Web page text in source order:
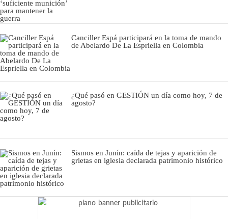
Canciller Espá participará en la toma de mando
de Abelardo De La Espriella en Colombia
¿Qué pasó en GESTIÓN un día como hoy, 7 de
agosto?
Sismos en Junín: caída de tejas y aparición de
grietas en iglesia declarada patrimonio histórico